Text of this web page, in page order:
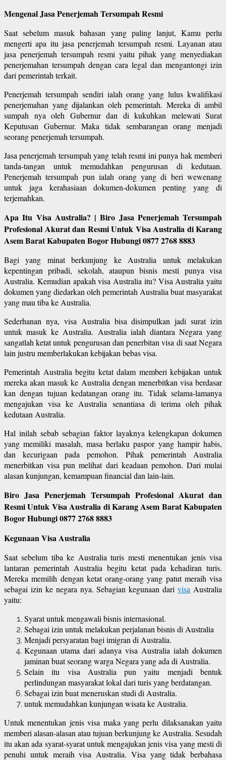
Mengenal Jasa Penerjemah Tersumpah Resmi
Saat sebelum masuk bahasan yang paling lanjut, Kamu perlu
mengerti apa itu jasa penerjemah tersumpah resmi. Layanan atau
jasa penerjemah tersumpah resmi yaitu pihak yang menyediakan
penerjemahan tersumpah dengan cara legal dan mengantongi izin
dari pemerintah terkait.
Penerjemah tersumpah sendiri ialah orang yang lulus kwalifikasi
penerjemahan yang dijalankan oleh pemerintah. Mereka di ambil
sumpah nya oleh Gubernur dan di kukuhkan melewati Surat
Keputusan Gubernur. Maka tidak sembarangan orang menjadi
seorang penerjemah tersumpah.
Jasa penerjemah tersumpah yang telah resmi ini punya hak memberi
tanda-tangan untuk memudahkan pengurusan di kedutaan.
Penerjemah tersumpah pun ialah orang yang di beri wewenang
untuk jaga kerahasiaan dokumen-dokumen penting yang di
terjemahkan.
Apa Itu Visa Australia? | Biro Jasa Penerjemah Tersumpah
Profesional Akurat dan Resmi Untuk Visa Australia di Karang
Asem Barat Kabupaten Bogor Hubungi 0877 2768 8883
Bagi yang minat berkunjung ke Australia untuk melakukan
kepentingan pribadi, sekolah, ataupun bisnis mesti punya visa
Australia. Kemudian apakah visa Australia itu? Visa Australia yaitu
dokumen yang diedarkan oleh pemerintah Australia buat masyarakat
yang mau tiba ke Australia.
Sederhanan nya, visa Australia bisa disimpulkan jadi surat izin
untuk masuk ke Australia. Australia ialah diantara Negara yang
sangatlah ketat untuk pengurusan dan penerbitan visa di saat Negara
lain justru memberlakukan kebijakan bebas visa.
Pemerintah Australia begitu ketat dalam memberi kebijakan untuk
mereka akan masuk ke Australia dengan menerbitkan visa berdasar
kan dengan tujuan kedatangan orang itu. Tidak selama-lamanya
mengajukan visa ke Australia senantiasa di terima oleh pihak
kedutaan Australia.
Hal inilah sebab sebagian faktor layaknya kelengkapan dokumen
yang memiliki masalah, masa berlaku paspor yang hampir habis,
dan kecurigaan pada pemohon. Pihak pemerintah Australia
menerbitkan visa pun melihat dari keadaan pemohon. Dari mulai
alasan kunjungan, kemampuan financial dan lain-lain.
Biro Jasa Penerjemah Tersumpah Profesional Akurat dan
Resmi Untuk Visa Australia di Karang Asem Barat Kabupaten
Bogor Hubungi 0877 2768 8883
Kegunaan Visa Australia
Saat sebelum tiba ke Australia turis mesti menentukan jenis visa
lantaran pemerintah Australia begitu ketat pada kehadiran turis.
Mereka memilih dengan ketat orang-orang yang patut meraih visa
sebagai izin ke negara nya. Sebagian kegunaan darivisa Australia
yaitu:
Syarat untuk mengawali bisnis internasional.
Sebagai izin untuk melakukan perjalanan bisnis di Australia
Menjadi persyaratan bagi imigran di Australia.
Kegunaan utama dari adanya visa Australia ialah dokumen
jaminan buat seorang warga Negara yang ada di Australia.
Selain itu visa Australia pun yaitu menjadi bentuk
perlindungan masyarakat lokal dari turis yang berdatangan.
Sebagai izin buat meneruskan studi di Australia.
untuk memudahkan kunjungan wisata ke Australia.
Untuk menentukan jenis visa maka yang perlu dilaksanakan yaitu
memberi alasan-alasan atau tujuan berkunjung ke Australia. Sesudah
itu akan ada syarat-syarat untuk mengajukan jenis visa yang mesti di
penuhi untuk meraih visa Australia. Visa yang tidak berbahasa